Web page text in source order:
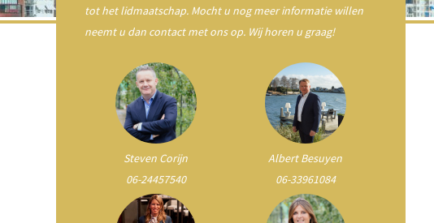
tot het lidmaatschap. Mocht u nog meer informatie willen
neemt u dan contact met ons op. Wij horen u graag!
Steven Corijn
06-24457540
Albert Besuyen
06-33961084